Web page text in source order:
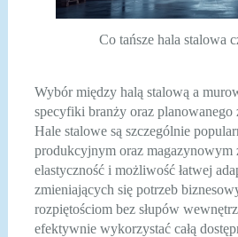
Co tańsze hala stalowa
Wybór między halą stalową a
specyfiki branży oraz planowanego
Hale stalowe są szczególnie
produkcyjnym oraz magazynowym
elastyczność i możliwość łatwej
zmieniających się potrzeb
rozpiętościom bez słupów
efektywnie wykorzystać całą